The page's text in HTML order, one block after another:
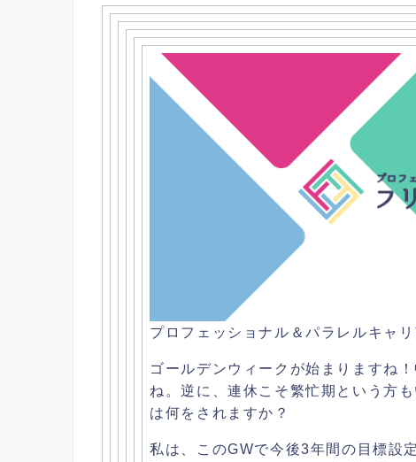
プロフェッショナル＆パラレルキャ
ゴールデンウィークが始まりますね！
ね。逆に、連休こそ繁忙期という方
は何をされますか？
私は、 このGWで今後3年間の目標設